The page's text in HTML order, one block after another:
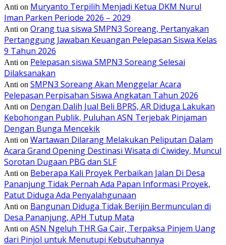
Anti on Muryanto Terpilih Menjadi Ketua DKM Nurul
Iman Parken Periode 2026 – 2029
Anti on Orang tua siswa SMPN3 Soreang, Pertanyakan
Pertanggung Jawaban Keuangan Pelepasan Siswa Kelas
9 Tahun 2026
Anti on Pelepasan siswa SMPN3 Soreang Selesai
Dilaksanakan
Anti on SMPN3 Soreang Akan Menggelar Acara
Pelepasan Perpisahan Siswa Angkatan Tahun 2026
Anti on Dengan Dalih Jual Beli BPRS, AR Diduga Lakukan
Kebohongan Publik, Puluhan ASN Terjebak Pinjaman
Dengan Bunga Mencekik
Anti on Wartawan Dilarang Melakukan Peliputan Dalam
Acara Grand Opening Destinasi Wisata di Ciwidey, Muncul
Sorotan Dugaan PBG dan SLF
Anti on Beberapa Kali Proyek Perbaikan Jalan Di Desa
Pananjung Tidak Pernah Ada Papan Informasi Proyek,
Patut Diduga Ada Penyalahgunaan
Anti on Bangunan Diduga Tidak Berijin Bermunculan di
Desa Pananjung, APH Tutup Mata
Anti on ASN Ngeluh THR Ga Cair, Terpaksa Pinjem Uang
dari Pinjol untuk Menutupi Kebutuhannya